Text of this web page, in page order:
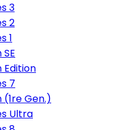
3
2
1
Edition
7
Gen.)
Ultra